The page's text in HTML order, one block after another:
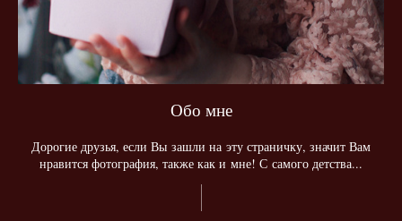
Обо мне
Дорогие друзья, если Вы зашли на эту страничку, значит Вам
нравится фотография, также как и мне! С самого детства...